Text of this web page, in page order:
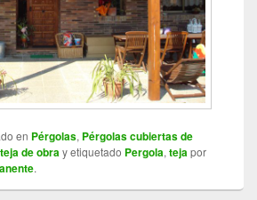
en Pérgolas, Pérgolas cubiertas de
de obray etiquetado Pergola, tejapor
.